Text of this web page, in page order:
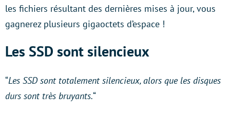
les fichiers résultant des dernières mises à jour, vous
gagnerez plusieurs gigaoctets d’espace !
Les SSD sont silencieux
“Les SSD sont totalement silencieux, alors que les disques
durs sont très bruyants.“